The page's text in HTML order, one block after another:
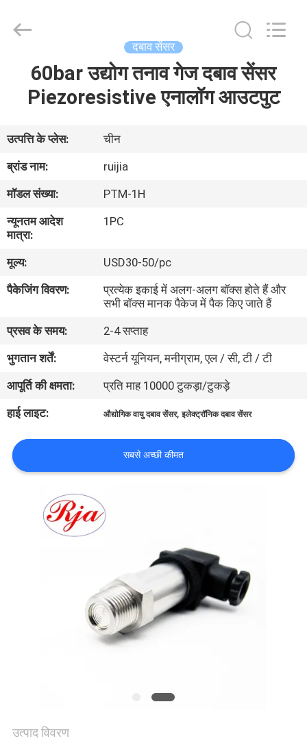
वीडियो
बारे
में
कारखाना
भ्रमण
गुणवत्ता
नियंत्रण
संपर्क
करें
उद्धरण
Instruments
दबाव सेंसर
60bar उद्योग तनाव गेज दबाव सेंसर
Piezoresistive एनालॉग आउटपुट
उत्पत्ति के प्लेस:
चीन
ब्रांड नाम:
ruijia
मॉडल संख्या:
PTM-1H
न्यूनतम आदेश
मात्रा:
1PC
मूल्य:
USD30-50/pc
पैकेजिंग विवरण:
प्रत्येक इकाई में अलग-अलग बॉक्स होते हैं और
सभी बॉक्स मानक पैकेज में पैक किए जाते हैं
प्रसव के समय:
2-4 सप्ताह
भुगतान शर्तें:
वेस्टर्न यूनियन, मनीग्राम, एल / सी, टी / टी
आपूर्ति की क्षमता:
प्रति माह 10000 टुकड़ा/टुकड़े
हाई लाइट:
औद्योगिक वायु दबाव सेंसर,इलेक्ट्रॉनिक दबाव सेंसर
सबसे अच्छी कीमत
उत्पाद विवरण